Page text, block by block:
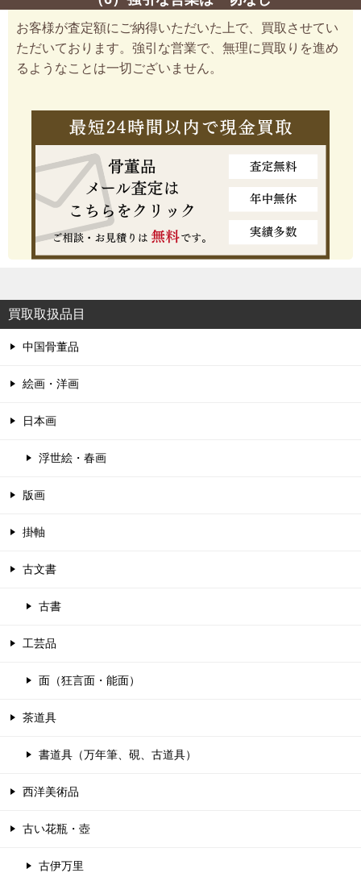
お客様が査定額にご納得いただいた上で、買取させてい
ただいております。強引な営業で、無理に買取りを進め
るようなことは一切ございません。
買取取扱品目
中国骨董品
絵画・洋画
日本画
浮世絵・春画
版画
掛軸
古文書
古書
工芸品
面（狂言面・能面）
茶道具
書道具（万年筆、硯、古道具）
西洋美術品
古い花瓶・壺
古伊万里